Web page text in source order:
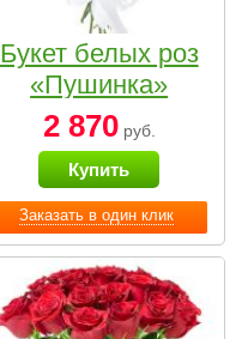
Заказать в один клик
Букет белых роз
«Пушинка»
2 870руб.
Купить